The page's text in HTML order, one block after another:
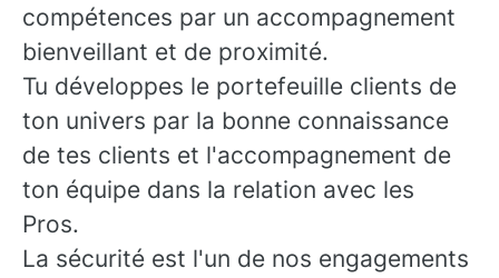
compétences par un accompagnement
bienveillant et de proximité.
Tu développes le portefeuille clients de
ton univers par la bonne connaissance
de tes clients et l'accompagnement de
ton équipe dans la relation avec les
Pros.
La sécurité est l'un de nos engagements